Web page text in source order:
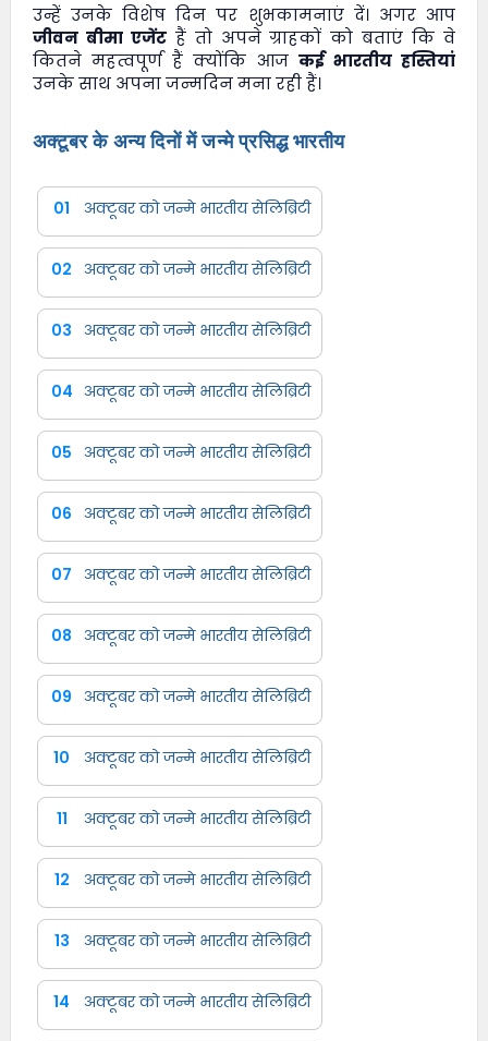
उन्हें उनके विशेष दिन पर शुभकामनाएं दें। अगर आप
जीवन बीमा एजेंटहैं तो अपने ग्राहकों को बताएं कि वे
कितने महत्वपूर्ण हैं क्योंकि आज कई भारतीय हस्तियां
उनके साथ अपना जन्मदिन मना रही हैं।
अक्टूबर के अन्य दिनों में जन्मे प्रसिद्ध भारतीय
01 अक्टूबर को जन्मे भारतीय सेलिब्रिटी
02 अक्टूबर को जन्मे भारतीय सेलिब्रिटी
03 अक्टूबर को जन्मे भारतीय सेलिब्रिटी
04 अक्टूबर को जन्मे भारतीय सेलिब्रिटी
05 अक्टूबर को जन्मे भारतीय सेलिब्रिटी
06 अक्टूबर को जन्मे भारतीय सेलिब्रिटी
07 अक्टूबर को जन्मे भारतीय सेलिब्रिटी
08 अक्टूबर को जन्मे भारतीय सेलिब्रिटी
09 अक्टूबर को जन्मे भारतीय सेलिब्रिटी
10 अक्टूबर को जन्मे भारतीय सेलिब्रिटी
11 अक्टूबर को जन्मे भारतीय सेलिब्रिटी
12 अक्टूबर को जन्मे भारतीय सेलिब्रिटी
13 अक्टूबर को जन्मे भारतीय सेलिब्रिटी
14 अक्टूबर को जन्मे भारतीय सेलिब्रिटी